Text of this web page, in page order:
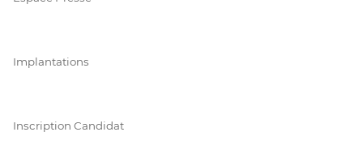
Implantations
Inscription Candidat